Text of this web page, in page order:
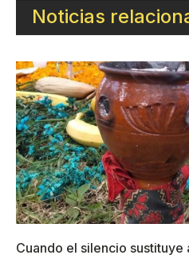
Noticias
Cuando el silencio sustituye